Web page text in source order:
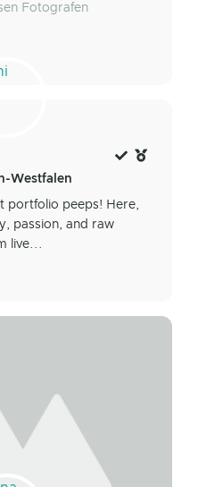
Fotografen
Westfalen
portfolio peeps! Here,
passion, and raw
live...